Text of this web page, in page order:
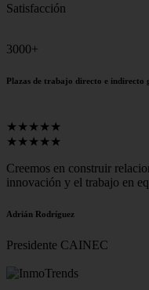
Satisfacción
3000+
Plazas de trabajo directo e indirecto
★★★★★
★★★★★
Creemos en construir
innovación y el trabajo en
Adrián Rodríguez
Presidente CAINEC